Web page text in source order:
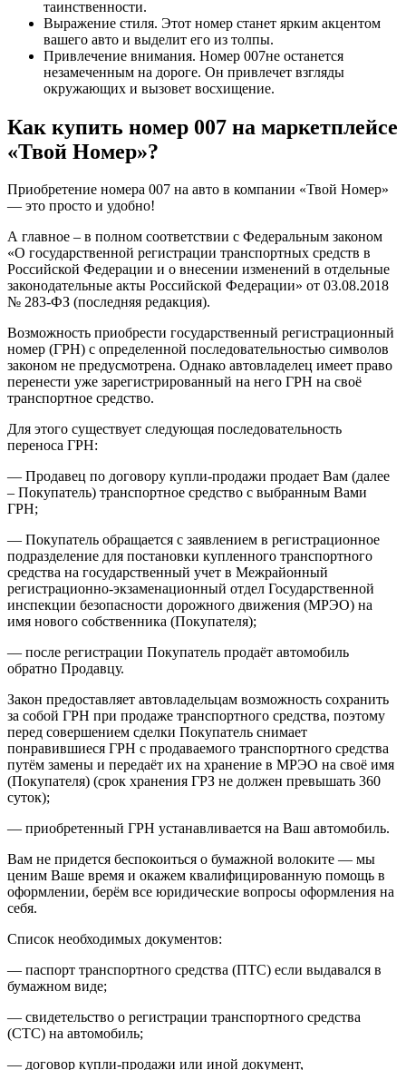
таинственности.
Выражение стиля. Этот номер станет ярким акцентом
вашего авто и выделит его из толпы.
Привлечение внимания. Номер 007не останется
незамеченным на дороге. Он привлечет взгляды
окружающих и вызовет восхищение.
Как купить номер 007 на маркетплейсе
«Твой Номер»?
Приобретение номера 007 на авто в компании «Твой Номер»
— это просто и удобно!
А главное – в полном соответствии с Федеральным законом
«О государственной регистрации транспортных средств в
Российской Федерации и о внесении изменений в отдельные
законодательные акты Российской Федерации» от 03.08.2018
№ 283‑ФЗ (последняя редакция).
Возможность приобрести государственный регистрационный
номер (ГРН) с определенной последовательностью символов
законом не предусмотрена. Однако автовладелец имеет право
перенести уже зарегистрированный на него ГРН на своё
транспортное средство.
Для этого существует следующая последовательность
переноса ГРН:
— Продавец по договору купли-продажи продает Вам (далее
– Покупатель) транспортное средство с выбранным Вами
ГРН;
— Покупатель обращается с заявлением в регистрационное
подразделение для постановки купленного транспортного
средства на государственный учет в Межрайонный
регистрационно-экзаменационный отдел Государственной
инспекции безопасности дорожного движения (МРЭО) на
имя нового собственника (Покупателя);
— после регистрации Покупатель продаёт автомобиль
обратно Продавцу.
Закон предоставляет автовладельцам возможность сохранить
за собой ГРН при продаже транспортного средства, поэтому
перед совершением сделки Покупатель снимает
понравившиеся ГРН с продаваемого транспортного средства
путём замены и передаёт их на хранение в МРЭО на своё имя
(Покупателя) (срок хранения ГРЗ не должен превышать 360
суток);
— приобретенный ГРН устанавливается на Ваш автомобиль.
Вам не придется беспокоиться о бумажной волоките — мы
ценим Ваше время и окажем квалифицированную помощь в
оформлении, берём все юридические вопросы оформления на
себя.
Список необходимых документов:
— паспорт транспортного средства (ПТС) если выдавался в
бумажном виде;
— свидетельство о регистрации транспортного средства
(СТС) на автомобиль;
— договор купли-продажи или иной документ,